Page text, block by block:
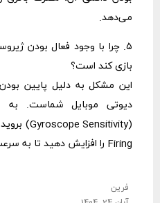
می‌دهد.
۵. چرا با وجود فعال بودن
بازی کند است؟
این مشکل به دلیل پایین
دیوتی موبایل شماست.
Firing را افزایش دهید تا به سرعت دلخواه خود برسید.
فرین